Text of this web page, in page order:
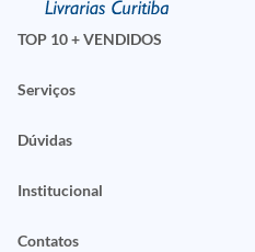
TOP 10 + VENDIDOS
Serviços
Dúvidas
Institucional
Contatos